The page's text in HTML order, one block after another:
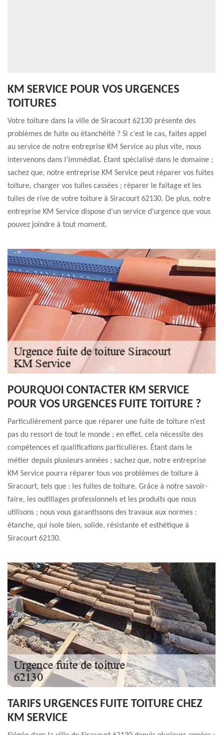
KM SERVICE POUR VOS URGENCES
TOITURES
Votre toiture dans la ville de Siracourt 62130 présente des
problèmes de fuite ou étanchéité ? Si c’est le cas, faites appel
au service de notre entreprise KM Service au plus vite, nous
intervenons dans l’immédiat. Étant spécialisé dans le domaine ;
sachez que, notre entreprise KM Service peut réparer vos fuites
toiture, changer vos tuiles cassées ; réparer le faîtage et les
tuiles de rive de votre toiture à Siracourt 62130. De plus, notre
entreprise KM Service dispose d’un service d’urgence que vous
pouvez joindre à tout moment.
POURQUOI CONTACTER KM SERVICE
POUR VOS URGENCES FUITE TOITURE ?
Particulièrement parce que réparer une fuite de toiture n’est
pas du ressort de tout le monde ; en effet, cela nécessite des
compétences et qualifications particulières. Étant dans le
métier depuis plusieurs années ; sachez que, notre entreprise
KM Service pourra réparer tous vos problèmes de toiture à
Siracourt, tels que : les fuites de toiture. Grâce à notre savoir-
faire, les outillages professionnels et les produits que nous
utilisons ; nous vous garantissons des travaux aux normes :
étanche, qui isole bien, solide, résistante et esthétique à
Siracourt 62130.
TARIFS URGENCES FUITE TOITURE CHEZ
KM SERVICE